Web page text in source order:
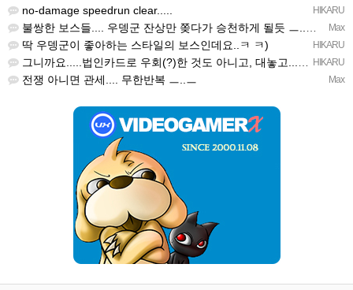
HIKARU
no-damage speedrun clear.....
Max
불쌍한 보스들.... 우뎅군 잔상만 쫒다가 승천하게 될듯 ㅡ..ㅡy~
HIKARU
딱 우뎅군이 좋아하는 스타일의 보스인데요..ㅋ ㅋ)
HIKARU
그니까요.....법인카드로 우회(?)한 것도 아니고, 대놓고...ㅋ ㅋ)
Max
전쟁 아니면 관세.... 무한반복 ㅡ..ㅡ